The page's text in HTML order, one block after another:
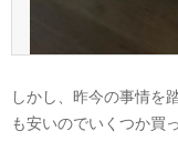
しかし、昨今の事情を
も安いのでいくつか買